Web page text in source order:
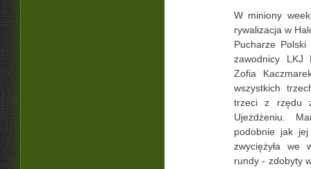
W miniony
rywalizacja w
Pucharze
zawodnicy LKJ
Zofia
wszystkich
trzeci z rzędu
Ujeżdżeniu.
podobnie jak jej
zwyciężyła we
rundy - zdobyty